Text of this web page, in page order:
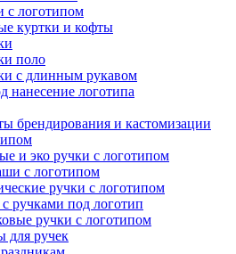
с логотипом
куртки и кофты
поло
с длинным рукавом
нанесение логотипа
брендирования и кастомизации
и эко ручки с логотипом
с логотипом
ручки с логотипом
ручками под логотип
ручки с логотипом
для ручек